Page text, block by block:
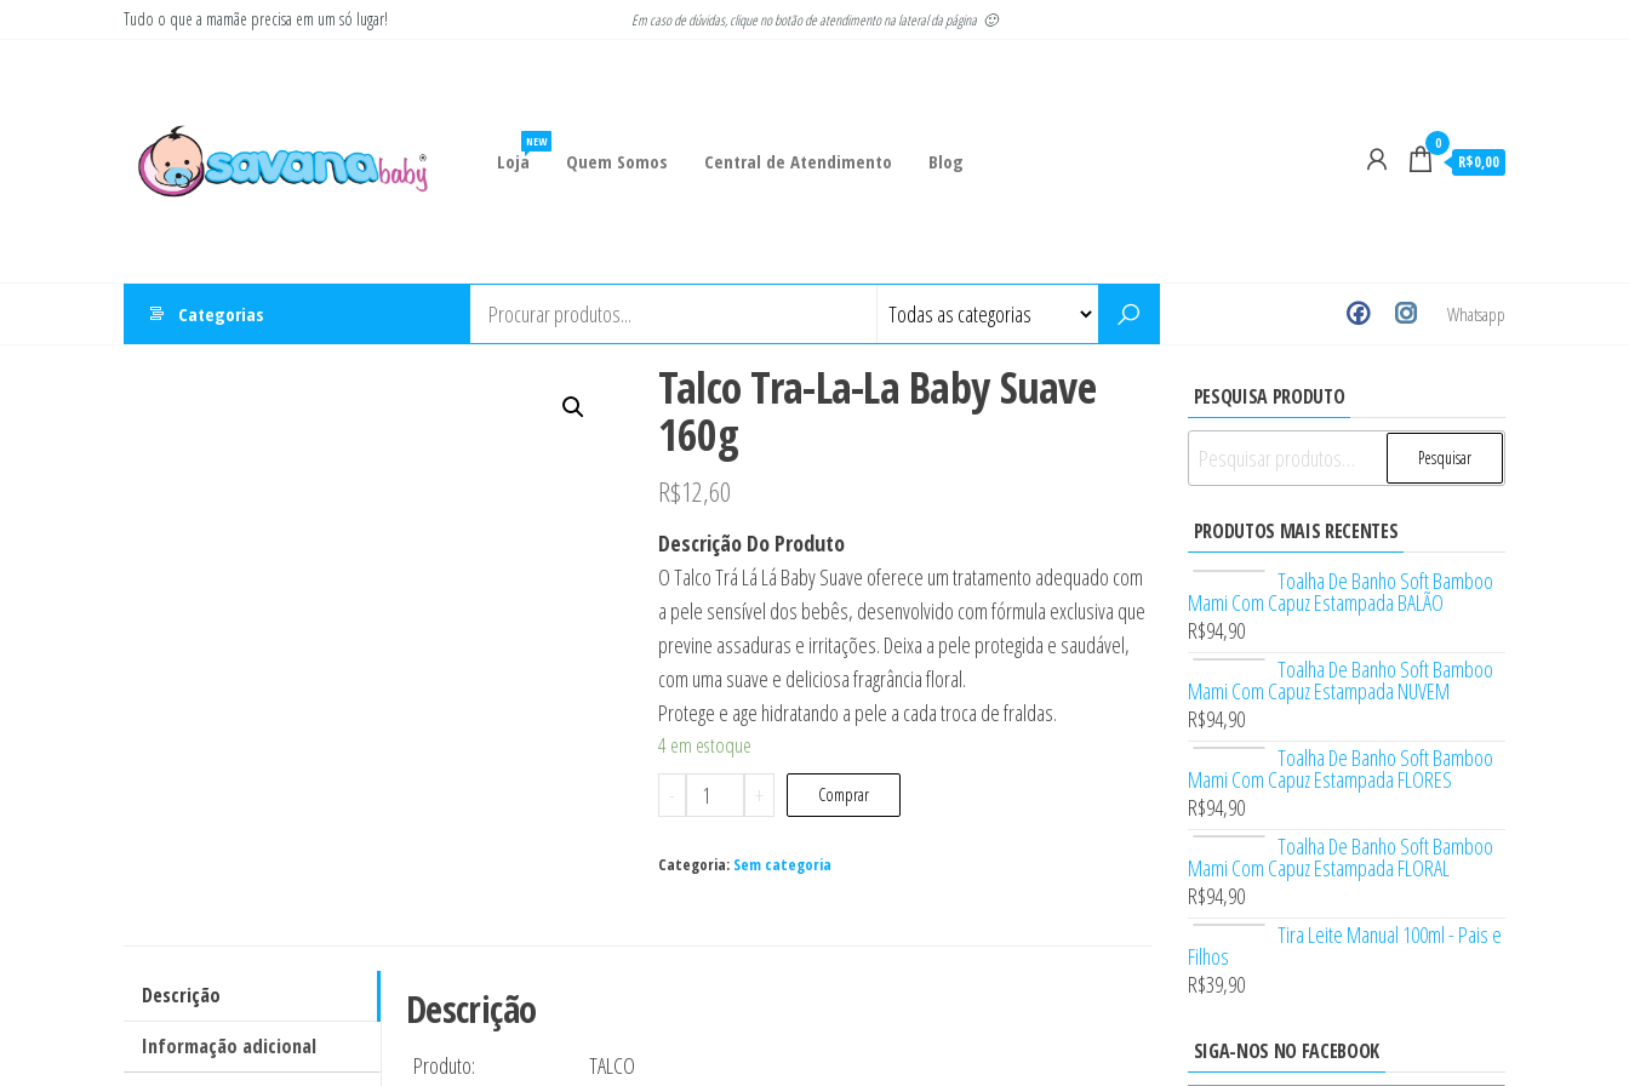
Tudo o que a mamãe precisa em um só lugar! Em caso de dúvidas, clique no botão de atendimento na lateral da página 🙂
Loja
NEW
Quem Somos Central de Atendimento Blog
0
R$0,00
Categorias Whatsapp
Talco Tra-La-La Baby Suave
160g
R$12,60
Descrição Do Produto
O Talco Trá Lá Lá Baby Suave oferece um tratamento adequado com
a pele sensível dos bebês, desenvolvido com fórmula exclusiva que
previne assaduras e irritações. Deixa a pele protegida e saudável,
com uma suave e deliciosa fragrância floral.
Protege e age hidratando a pele a cada troca de fraldas.
4 em estoque
-
Talco
Tra-
La-
+ Comprar
Categoria: Sem categoria
Descrição
Informação adicional
Descrição
Produto:
TALCO
PESQUISA PRODUTO
Pesquisar
por:
Pesquisar
PRODUTOS MAIS RECENTES
Toalha De Banho Soft Bamboo
Mami Com Capuz Estampada BALÃO
R$94,90
Toalha De Banho Soft Bamboo
Mami Com Capuz Estampada NUVEM
R$94,90
Toalha De Banho Soft Bamboo
Mami Com Capuz Estampada FLORES
R$94,90
Toalha De Banho Soft Bamboo
Mami Com Capuz Estampada FLORAL
R$94,90
Tira Leite Manual 100ml - Pais e
Filhos
R$39,90
SIGA-NOS NO FACEBOOK